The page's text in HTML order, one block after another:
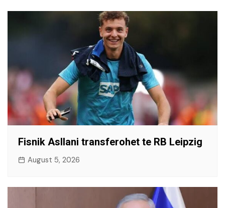
Fisnik Asllani transferohet te RB Leipzig
August 5, 2026